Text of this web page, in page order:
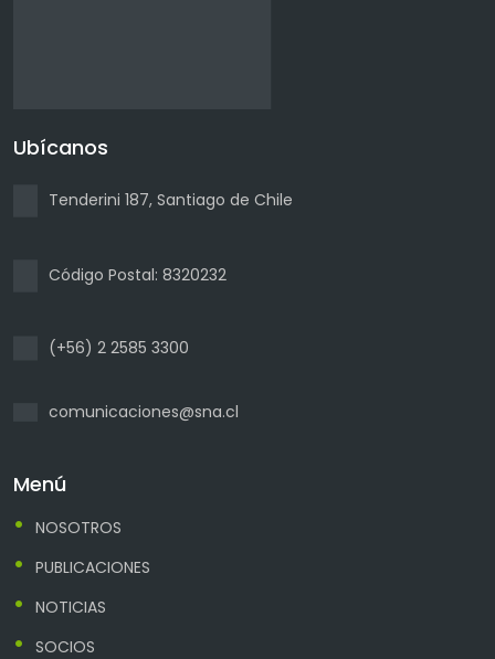
Ubícanos
Tenderini 187, Santiago de Chile
Código Postal: 8320232
(+56) 2 2585 3300
comunicaciones@sna.cl
Menú
NOSOTROS
PUBLICACIONES
NOTICIAS
SOCIOS